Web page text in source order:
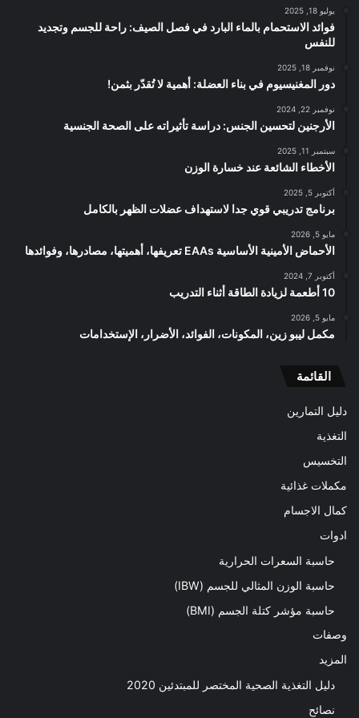
يوليو 18, 2025
فوائد الاستحمام بالماء البارد في فصل الصيف: راحة للجسم وتجديد
للنفس
نوفمبر 18, 2025
دور المغنيسيوم في بناء العضلة: أهمية لا تُقدّر بثمن!
نوفمبر 22, 2024
الأرجنين لتحسين الجنس: دراسة تأثيراته على الصحة الجنسية
سبتمبر 11, 2025
الأخطاء الشائعة عند خسارة الوزن
أكتوبر 5, 2025
برنامج تدريبي قوي جدا لاستهداف عضلات الظهر بالكامل
مايو 5, 2026
الأحماض الأمينية الأساسية EAAs تعريفها، أهميتها، مصادرها، وفوائدها
أكتوبر 7, 2024
10 أطعمة لزيادة الطاقة أثناء التدريب
مايو 5, 2026
مكمل ليبو زين، المكونات، الفوائد، الأضرار، الإستخدامات
القائمة
دليل التمارين
التغذية
التخسيس
مكملات غذائية
كمال الاجسام
ادوات
حاسبة السعرات الحرارية
حاسبة الوزن المثالي للجسم (IBW)
حاسبة مؤشر كتلة الجسم (BMI)
وصفات
المزيد
دليل التغذية الصحية المختصر للمبتدئين 2020​
نصائح